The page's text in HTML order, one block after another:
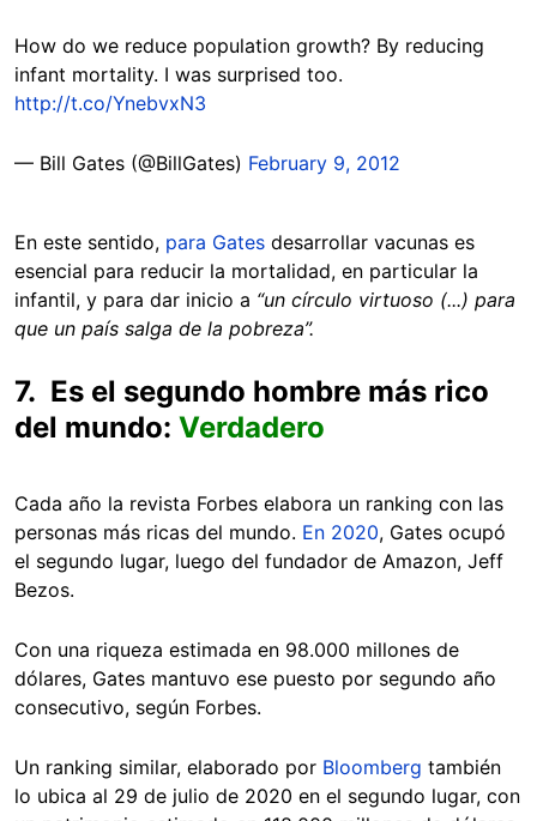
How do we reduce population growth? By reducing
infant mortality. I was surprised too.
http://t.co/YnebvxN3
— Bill Gates (@BillGates) February 9, 2012
En este sentido, para Gates desarrollar vacunas es
esencial para reducir la mortalidad, en particular la
infantil, y para dar inicio a “un círculo virtuoso (...) para
que un país salga de la pobreza”.
7. Es el segundo hombre más rico
del mundo: Verdadero
Cada año la revista Forbes elabora un ranking con las
personas más ricas del mundo. En 2020, Gates ocupó
el segundo lugar, luego del fundador de Amazon, Jeff
Bezos.
Con una riqueza estimada en 98.000 millones de
dólares, Gates mantuvo ese puesto por segundo año
consecutivo, según Forbes.
Un ranking similar, elaborado por Bloomberg también
lo ubica al 29 de julio de 2020 en el segundo lugar, con